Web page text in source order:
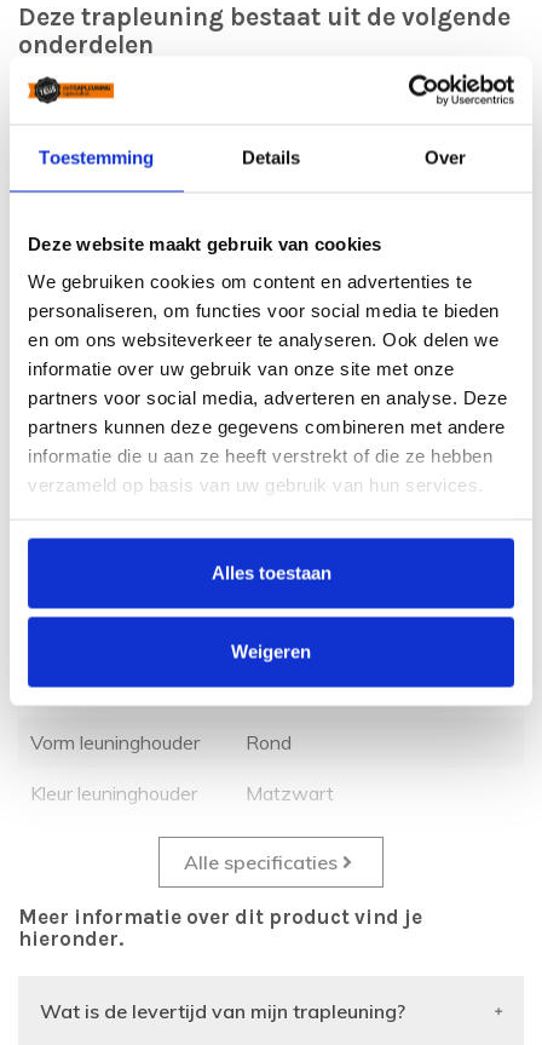
Toestemming Details Over
Deze website maakt gebruik van cookies
We gebruiken cookies om content en advertenties te
personaliseren, om functies voor social media te bieden
en om ons websiteverkeer te analyseren. Ook delen we
informatie over uw gebruik van onze site met onze
partners voor social media, adverteren en analyse. Deze
partners kunnen deze gegevens combineren met andere
informatie die u aan ze heeft verstrekt of die ze hebben
verzameld op basis van uw gebruik van hun services.
Alles toestaan
Weigeren
Deze trapleuning bestaat uit de volgende
onderdelen
De gekozen stalen trapleuning van 3,5 cm dik, zwart
gepoedercoat
Benodigde zwarte leuninghouders
Het benodigde montagemateriaal
3 metaalboortjes van 3,8 mm
Specificaties
Dikte leuning 35 mm
Matzwart
Dikte leuninghouder 1 cm
Vorm leuninghouder Rond
Kleur leuninghouder Matzwart
Alle specificaties
Meer informatie over dit product vind je
hieronder.
Wat is de levertijd van mijn trapleuning?